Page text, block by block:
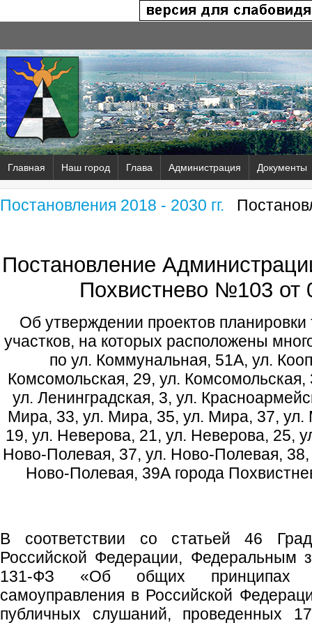
Главная Наш город Глава Администрация Документы
Постановления 2018 - 2030 гг.
Постановление
Похвистнево №103 от
Об утверждении проектов
участков, на которых расположены
по ул. Коммунальная, 51А, ул.
Комсомольская, 29, ул. Комсомольская,
ул. Ленинградская, 3, ул.
Мира, 33, ул. Мира, 35, ул. Мира, 37,
19, ул. Неверова, 21, ул. Неверова, 25,
Ново-Полевая, 37, ул. Ново-Полевая,
Ново-Полевая, 39А города
В соответствии со статьей 46
Российской Федерации, Федеральным
131-ФЗ «Об общих принципах
самоуправления в Российской
публичных слушаний, проведенных